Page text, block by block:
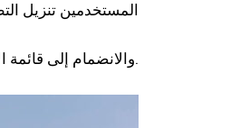
المستخدمين تنزيل
والانضمام إلى قائمة الانتظار، مع التأكيد على أنها ستقوم بتوسيع نطاق الوصول قريباً.